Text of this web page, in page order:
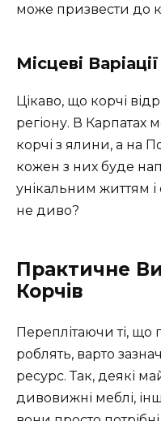
може призвести до
Місцеві
Цікаво, що корчі
регіону. В Карпатах
корчі з ялини, а на
кожен з них буде
унікальним життям
не диво?
Практичне
Корчів
Переплітаючи ті, що
роблять, варто
ресурс. Так, деякі
дивовижні меблі,